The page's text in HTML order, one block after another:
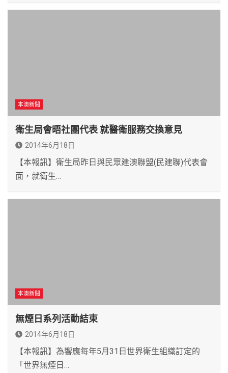
本澳新聞
衛生局會晤社團代表 就醫衛服務交換意見
2014年6月18日
【本報訊】衛生局昨日與民眾建澳聯盟(民建聯)代表會
面，就衛生…
本澳新聞
無煙日系列活動結束
2014年6月18日
【本報訊】為響應每年5月31日世界衛生組織訂定的
「世界無煙日…